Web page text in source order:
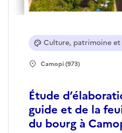
Étude
guide et de la
du bourg à
Culture, patrimoine
Camopi (973)